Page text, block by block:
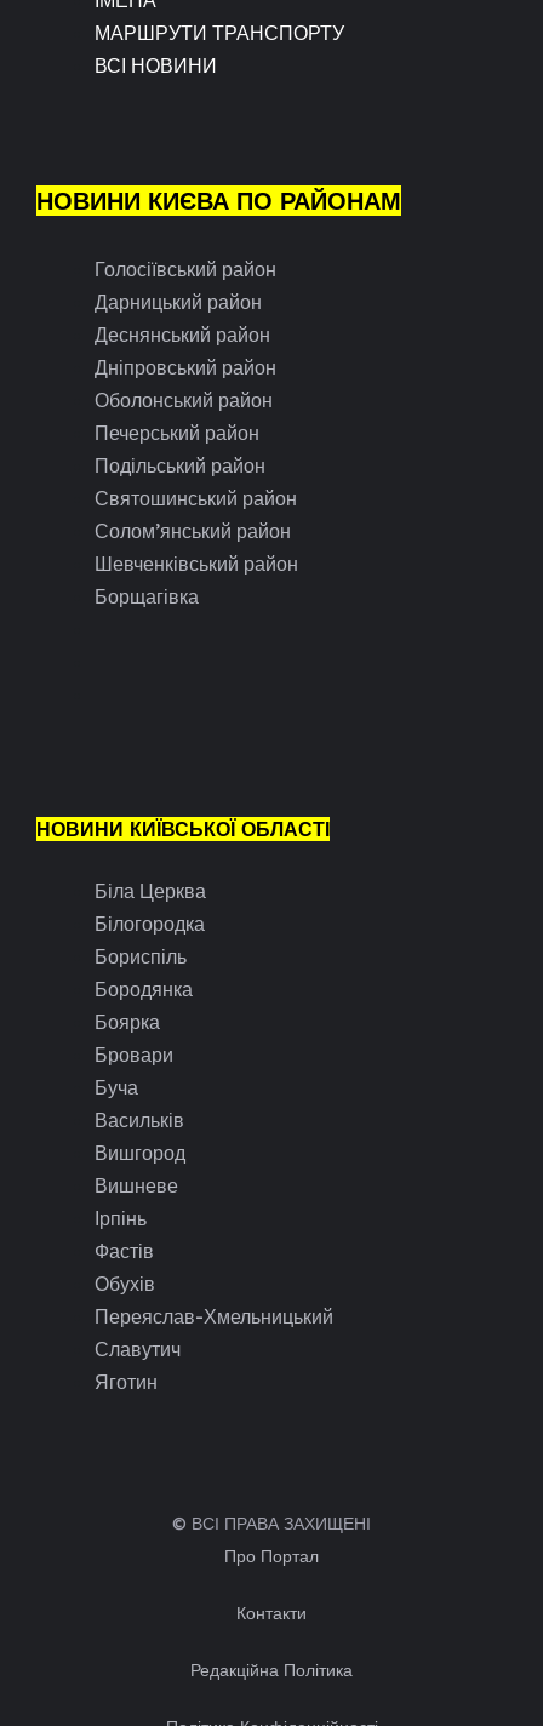
МАРШРУТИ ТРАНСПОРТУ
ВСІ НОВИНИ
НОВИНИ КИЄВА ПО РАЙОНАМ
Голосіївський район
Дарницький район
Деснянський район
Дніпровський район
Оболонський район
Печерський район
Подільський район
Святошинський район
Солом’янський район
Шевченківський район
Борщагівка
НОВИНИ КИЇВСЬКОЇ ОБЛАСТІ
Біла Церква
Білогородка
Бориспіль
Бородянка
Боярка
Бровари
Буча
Васильків
Вишгород
Вишневе
Ірпінь
Фастів
Обухів
Переяслав-Хмельницький
Славутич
Яготин
© ВСІ ПРАВА ЗАХИЩЕНІ
Про Портал
Контакти
Редакційна Політика